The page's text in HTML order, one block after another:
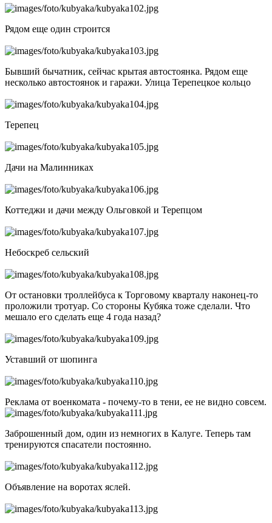
Рядом еще один строится
Бывший бычатник, сейчас крытая автостоянка. Рядом еще
несколько автостоянок и гаражи. Улица Терепецкое кольцо
Терепец
Дачи на Малинниках
Коттеджи и дачи между Ольговкой и Терепцом
Небоскреб сельский
От остановки троллейбуса к Торговому кварталу наконец-то
проложили тротуар. Со стороны Кубяка тоже сделали. Что
мешало его сделать еще 4 года назад?
Уставший от шопинга
Реклама от военкомата - почему-то в тени, ее не видно совсем.
Заброшенный дом, один из немногих в Калуге. Теперь там
тренируются спасатели постоянно.
Объявление на воротах яслей.